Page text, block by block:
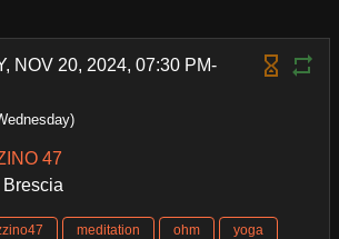
NOV 20, 2024, 07:30 PM-
47
meditation ohm yoga